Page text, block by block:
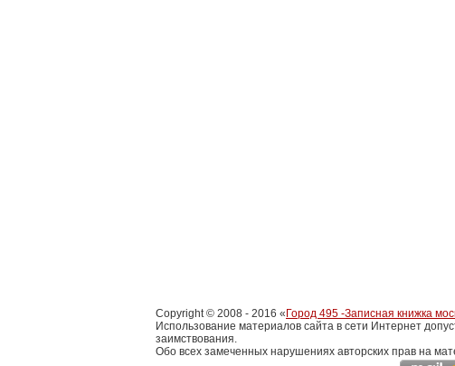
Copyright © 2008 - 2016 « Город 495 -Записная книжка
Использование материалов сайта в сети Интернет
заимствования.
Обо всех замеченных нарушениях авторских прав на